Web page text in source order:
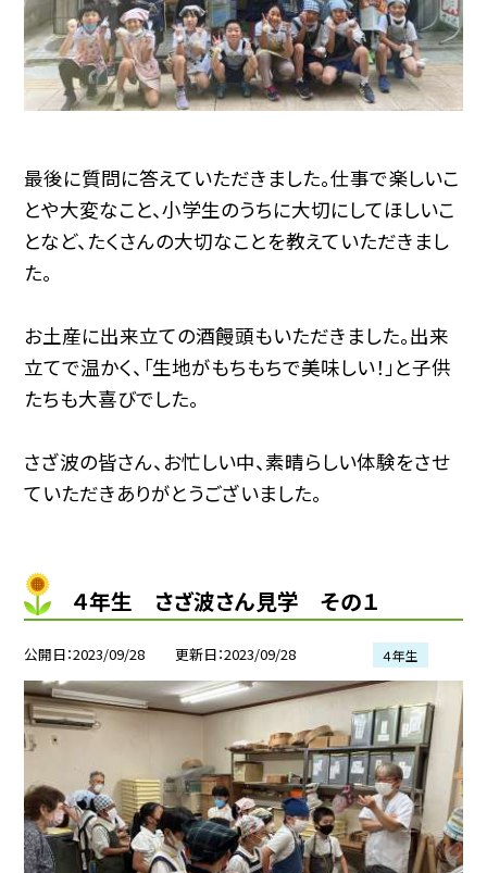
最後に質問に答えていただきました。仕事で楽しいこ
とや大変なこと、小学生のうちに大切にしてほしいこ
となど、たくさんの大切なことを教えていただきまし
た。
お土産に出来立ての酒饅頭もいただきました。出来
立てで温かく、「生地がもちもちで美味しい！」と子供
たちも大喜びでした。
さざ波の皆さん、お忙しい中、素晴らしい体験をさせ
ていただきありがとうございました。
４年生 さざ波さん見学 その１
公開日 2023/09/28 更新日 2023/09/28 ４年生